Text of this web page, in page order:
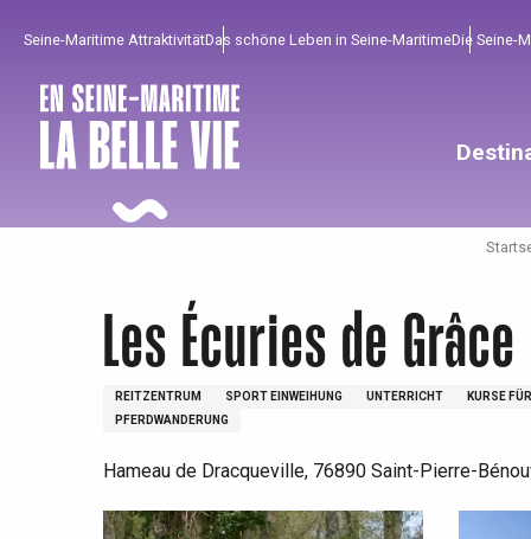
principal
Seine-Maritime AttraktivitätDas schöne Leben in Seine-MaritimeDie Seine-
Um zu profitieren
Unumgänglich
Gut aus der Heimat !
Les Écuries de Grâce
REITZENTRUM SPORT EINWEIHUNG UNTERRICHT KURSE
PFERDWANDERUNG
Hameau de Dracqueville, 76890 Saint-Pierre-